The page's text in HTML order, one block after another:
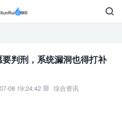

要判刑，系统漏洞也得打补
08 19:24:42  综合资讯